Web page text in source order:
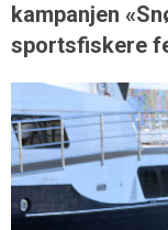
kampanjen
sportsfiskere